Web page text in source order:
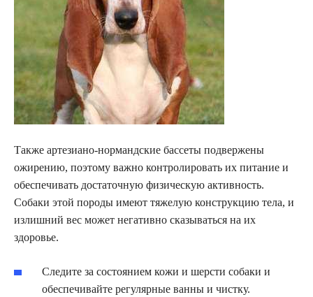
Также артезиано-нормандские бассеты подвержены
ожирению, поэтому важно контролировать их питание и
обеспечивать достаточную физическую активность.
Собаки этой породы имеют тяжелую конструкцию тела, и
излишний вес может негативно сказываться на их
здоровье.
Следите за состоянием кожи и шерсти собаки и
обеспечивайте регулярные ванны и чистку.